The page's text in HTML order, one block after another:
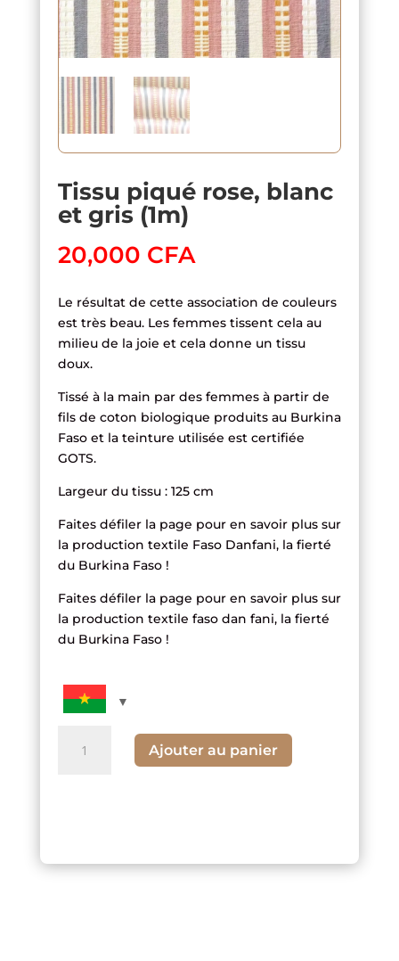
Tissu piqué rose, blanc
et gris (1m)
20,000 CFA
Le résultat de cette association de couleurs
est très beau. Les femmes tissent cela au
milieu de la joie et cela donne un tissu
doux.
Tissé à la main par des femmes à partir de
fils de coton biologique produits au Burkina
Faso et la teinture utilisée est certifiée
GOTS.
Largeur du tissu : 125 cm
Faites défiler la page pour en savoir plus sur
la production textile Faso Danfani, la fierté
du Burkina Faso !
Faites défiler la page pour en savoir plus sur
la production textile faso dan fani, la fierté
du Burkina Faso !
Ajouter au panier